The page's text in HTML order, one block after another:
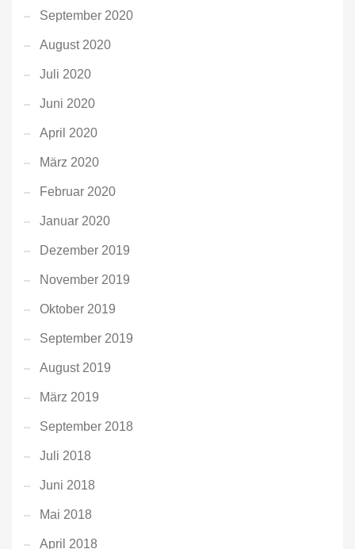
September 2020
August 2020
Juli 2020
Juni 2020
April 2020
März 2020
Februar 2020
Januar 2020
Dezember 2019
November 2019
Oktober 2019
September 2019
August 2019
März 2019
September 2018
Juli 2018
Juni 2018
Mai 2018
April 2018